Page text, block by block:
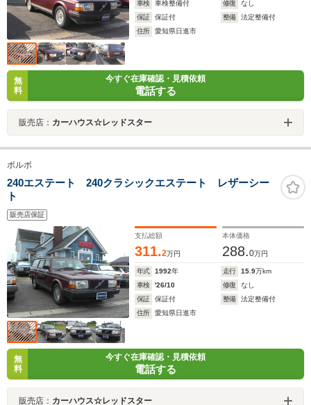
車検
車検整備付 修復
なし
保証
保証付 整備
法定整備付
住所
愛知県日進市
無
料
今すぐ在庫確認・見積依頼
電話する
販売店： カーハウス☆レッドスター
ボルボ
240エステート 240クラシックエステート レザーシー
ト
販売店保証
支払総額
311.2万円
本体価格
288.0万円
年式 1992年 走行 15.9万km
車検
'26/10 修復
なし
保証
保証付 整備
法定整備付
住所
愛知県日進市
無
料
今すぐ在庫確認・見積依頼
電話する
販売店： カーハウス☆レッドスター